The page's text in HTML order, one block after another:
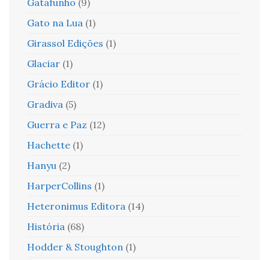
Gato na Lua (1)
Girassol Edições (1)
Glaciar (1)
Grácio Editor (1)
Gradiva (5)
Guerra e Paz (12)
Hachette (1)
Hanyu (2)
HarperCollins (1)
Heteronimus Editora (14)
História (68)
Hodder & Stoughton (1)